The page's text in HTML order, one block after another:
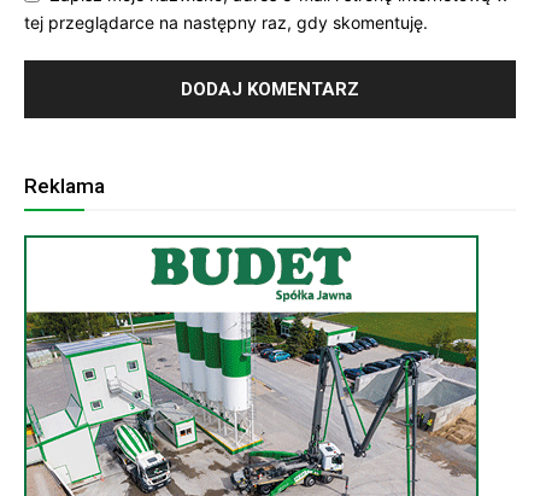
tej przeglądarce na następny raz, gdy skomentuję.
Reklama